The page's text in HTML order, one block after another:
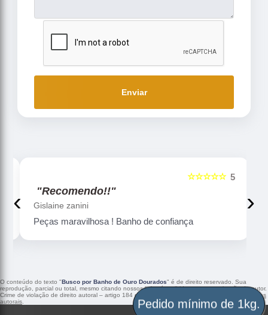
Enviar
5
☆☆☆☆☆
"Recomendo!!"
Gislaine zanini
Peças maravilhosa ! Banho de confiança
‹ ›
O conteúdo do texto "Busco por Banho de Ouro Dourados" é de direito reservado. Sua
reprodução, parcial ou total, mesmo citando nossos links, é proibida sem a autorização do autor.
Crime de violação de direito autoral – artigo 184 do Código Penal –
Lei 9610/98 - Lei de direitos
autorais
Pedido mínimo de 1kg.